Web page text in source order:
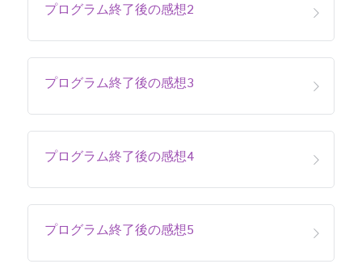
プログラム終了後の感想2
プログラム終了後の感想3
プログラム終了後の感想4
プログラム終了後の感想5